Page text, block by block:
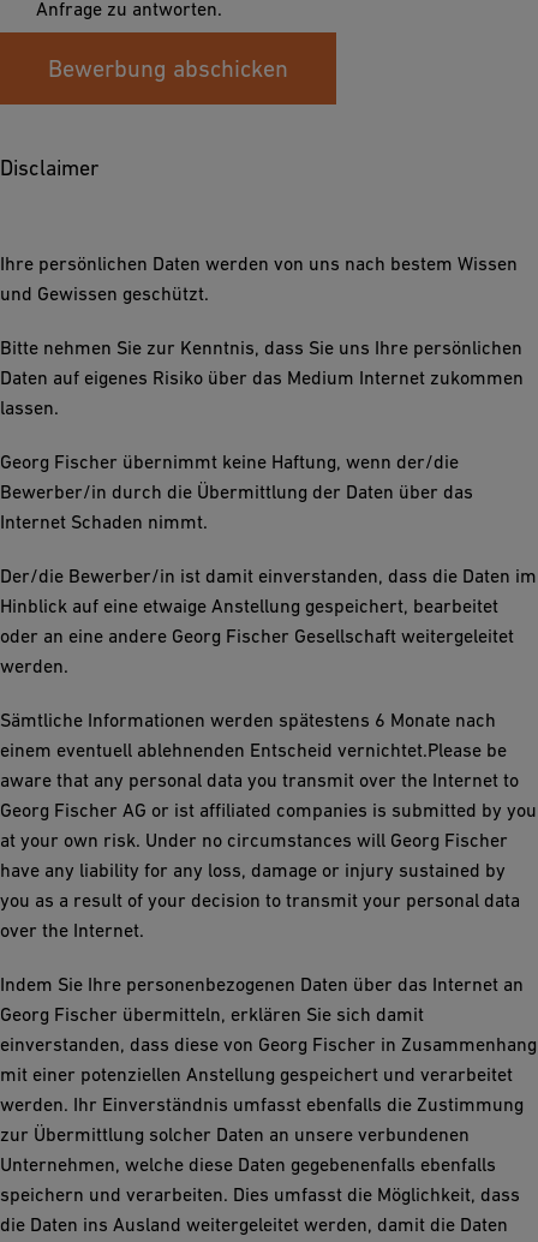
Anfrage zu antworten.
Bewerbung abschicken
Disclaimer
Ihre persönlichen Daten werden von uns nach bestem Wissen
und Gewissen geschützt.
Bitte nehmen Sie zur Kenntnis, dass Sie uns Ihre persönlichen
Daten auf eigenes Risiko über das Medium Internet zukommen
lassen.
Georg Fischer übernimmt keine Haftung, wenn der/die
Bewerber/in durch die Übermittlung der Daten über das
Internet Schaden nimmt.
Der/die Bewerber/in ist damit einverstanden, dass die Daten im
Hinblick auf eine etwaige Anstellung gespeichert, bearbeitet
oder an eine andere Georg Fischer Gesellschaft weitergeleitet
werden.
Sämtliche Informationen werden spätestens 6 Monate nach
einem eventuell ablehnenden Entscheid vernichtet.Please be
aware that any personal data you transmit over the Internet to
Georg Fischer AG or ist affiliated companies is submitted by you
at your own risk. Under no circumstances will Georg Fischer
have any liability for any loss, damage or injury sustained by
you as a result of your decision to transmit your personal data
over the Internet.
Indem Sie Ihre personenbezogenen Daten über das Internet an
Georg Fischer übermitteln, erklären Sie sich damit
einverstanden, dass diese von Georg Fischer in Zusammenhang
mit einer potenziellen Anstellung gespeichert und verarbeitet
werden. Ihr Einverständnis umfasst ebenfalls die Zustimmung
zur Übermittlung solcher Daten an unsere verbundenen
Unternehmen, welche diese Daten gegebenenfalls ebenfalls
speichern und verarbeiten. Dies umfasst die Möglichkeit, dass
die Daten ins Ausland weitergeleitet werden, damit die Daten